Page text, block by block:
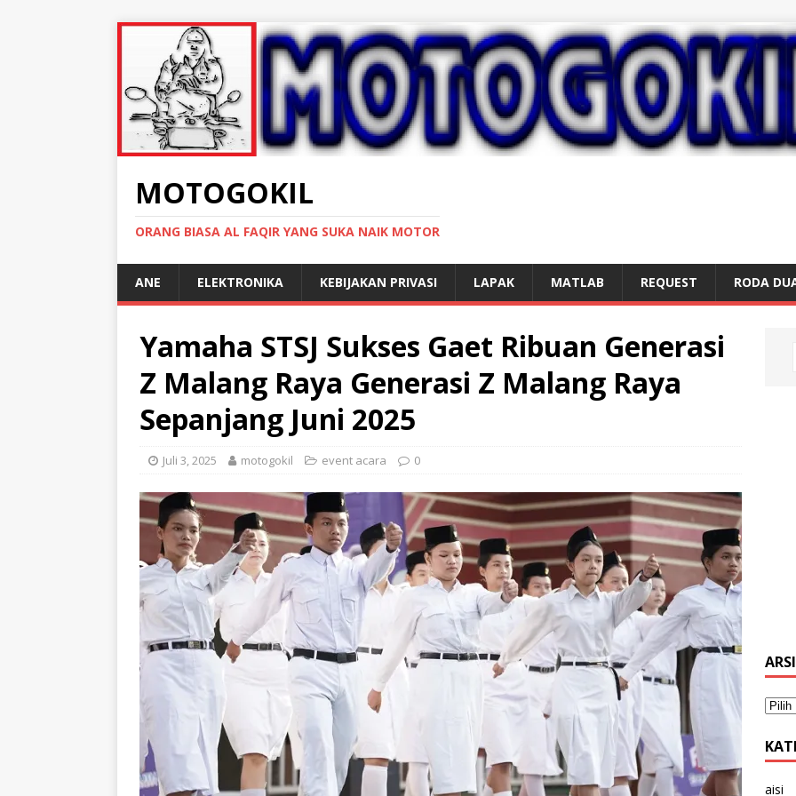
MOTOGOKIL
ORANG BIASA AL FAQIR YANG SUKA NAIK MOTOR
ANE ELEKTRONIKA KEBIJAKAN PRIVASI LAPAK MATLAB REQUEST RODA
Yamaha STSJ Sukses Gaet Ribuan Generasi
Z Malang Raya Generasi Z Malang Raya
Sepanjang Juni 2025
Juli 3, 2025 motogokil event acara 0
aisi